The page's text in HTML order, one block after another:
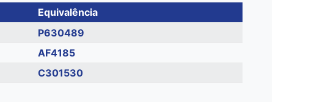
Equivalência
P630489
AF4185
C301530